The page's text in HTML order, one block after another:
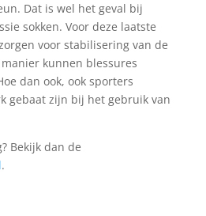
Dat is wel het geval bij
sokken. Voor deze laatste
voor stabilisering van de
kunnen blessures
dan ook, ook sporters
gebaat zijn bij het gebruik van
Bekijk dan de
.